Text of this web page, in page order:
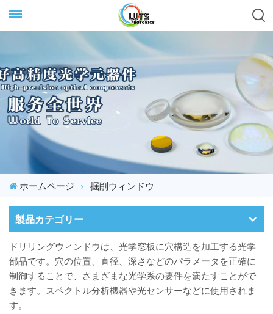
ホームページ 掘削ウィンドウ
製品カテゴリー
ドリリングウィンドウは、光学窓板に穴構造を加工する光学
部品です。穴の位置、直径、深さなどのパラメータを正確に
制御することで、さまざまな光学系の要件を満たすことがで
きます。スペクトル分析機器や光センサーなどに使用されま
す。